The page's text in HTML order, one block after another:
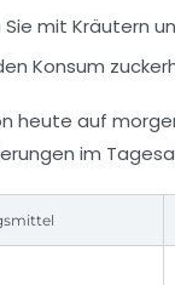
mit Kräutern
Konsum
heute auf
im